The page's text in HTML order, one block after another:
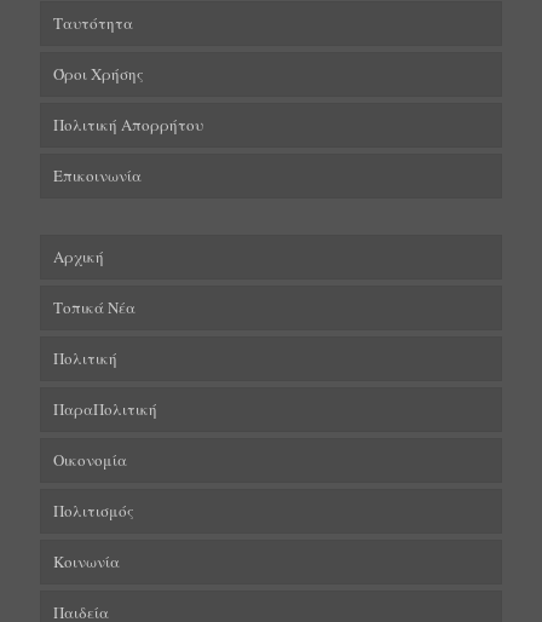
Ταυτότητα
Όροι Χρήσης
Πολιτική Απορρήτου
Επικοινωνία
Αρχική
Τοπικά Νέα
Πολιτική
ΠαραΠολιτική
Οικονομία
Πολιτισμός
Κοινωνία
Παιδεία